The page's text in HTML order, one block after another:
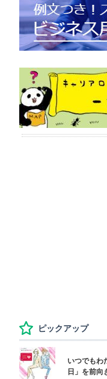
ピックアップ
いつでもわ
日」を前向